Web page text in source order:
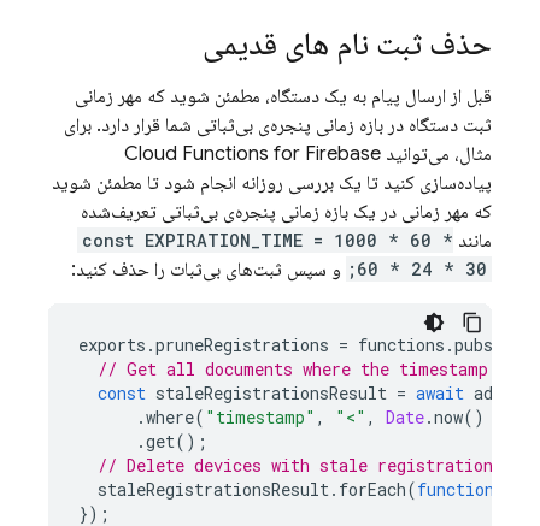
حذف ثبت نام های قدیمی
قبل از ارسال پیام به یک دستگاه، مطمئن شوید که مهر زمانی
ثبت دستگاه در بازه زمانی پنجره‌ی بی‌ثباتی شما قرار دارد. برای
مثال، می‌توانید Cloud Functions for Firebase
پیاده‌سازی کنید تا یک بررسی روزانه انجام شود تا مطمئن شوید
که مهر زمانی در یک بازه زمانی پنجره‌ی بی‌ثباتی تعریف‌شده
مانند const EXPIRATION_TIME = 1000 * 60 *
60 * 24 * 30;
و سپس ثبت‌های بی‌ثبات را حذف کنید:
exports .pruneRegistrations = functions .pubsub
// Get all documents where the timestamp
const staleRegistrationsResult = await admin
.where( "timestamp" , "<" , Date.now()
.get();
// Delete devices with stale registrations
staleRegistrationsResult. forEach(function
});